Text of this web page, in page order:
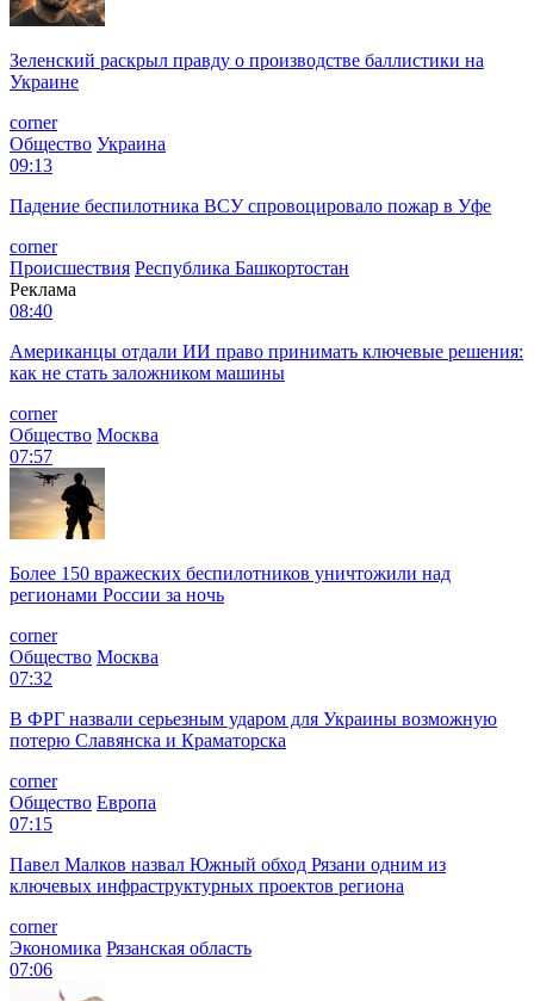
Зеленский раскрыл правду о производстве баллистики на
Украине
corner
Общество Украина
09:13
Падение беспилотника ВСУ спровоцировало пожар в Уфе
corner
Происшествия Республика Башкортостан
Реклама
08:40
Американцы отдали ИИ право принимать ключевые решения:
как не стать заложником машины
corner
Общество Москва
07:57
Более 150 вражеских беспилотников уничтожили над
регионами России за ночь
corner
Общество Москва
07:32
В ФРГ назвали серьезным ударом для Украины возможную
потерю Славянска и Краматорска
corner
Общество Европа
07:15
Павел Малков назвал Южный обход Рязани одним из
ключевых инфраструктурных проектов региона
corner
Экономика Рязанская область
07:06